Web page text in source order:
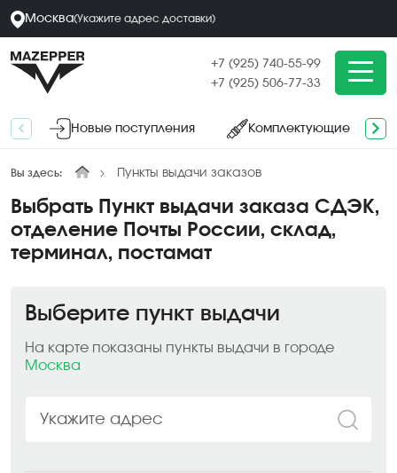
Москва(Укажите адрес доставки)
+7 (925) 740-55-99
+7 (925) 506-77-33
Новые поступления Комплектующие
Вы здесь: Пункты выдачи заказов
Выбрать Пункт выдачи заказа СДЭК,
отделение Почты России, склад,
терминал, постамат
Выберите пункт выдачи
На карте показаны пункты выдачи в городе
Москва